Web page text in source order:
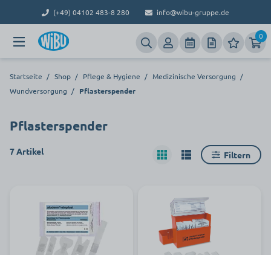
(+49) 04102 483-8 280 info@wibu-gruppe.de
0
Startseite / Shop / Pflege & Hygiene / Medizinische Versorgung /
Wundversorgung / Pflasterspender
Pflasterspender
7 Artikel Filtern